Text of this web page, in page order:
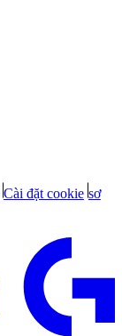
Cài đặt cookie sơ